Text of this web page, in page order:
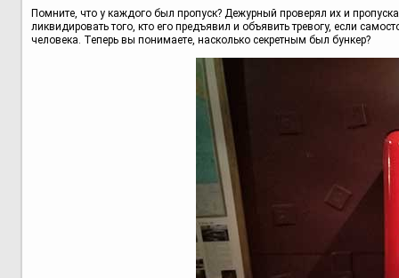
Помните, что у каждого был пропуск? Дежурный проверял их и
ликвидировать того, кто его предъявил и объявить тревогу, если
человека. Теперь вы понимаете, насколько секретным был бункер?